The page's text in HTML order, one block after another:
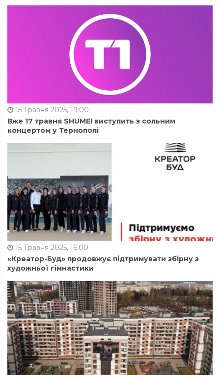
15 Травня 2025, 19:00
Вже 17 травня SHUMEI виступить з сольним
концертом у Тернополі
15 Травня 2025, 16:00
«Креатор-Буд» продовжує підтримувати збірну з
художньої гімнастики